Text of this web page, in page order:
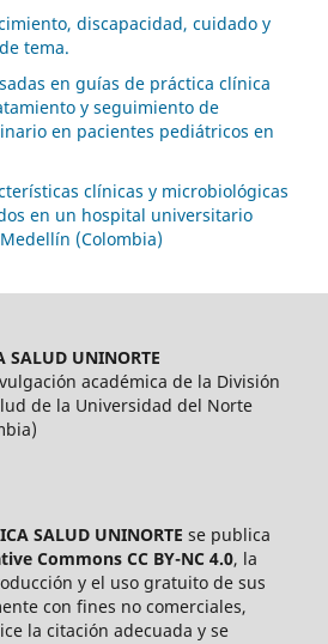
discapacidad, cuidado y
tema.
en guías de práctica clínica
y seguimiento de
en pacientes pediátricos en
clínicas y microbiológicas
en un hospital universitario
(Colombia)
SALUD UNINORTE
académica de la División
de la Universidad del Norte
SALUD UNINORTE se publica
Commons CC BY-NC 4.0, la
y el uso gratuito de sus
con fines no comerciales,
la citación adecuada y se